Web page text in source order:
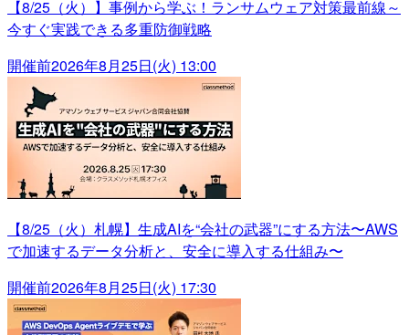
【8/25（火）】事例から学ぶ！ランサムウェア対策最前線～
今すぐ実践できる多重防御戦略
開催前2026年8月25日(火) 13:00
【8/25（火）札幌】生成AIを“会社の武器”にする方法〜AWS
で加速するデータ分析と、安全に導入する仕組み〜
開催前2026年8月25日(火) 17:30